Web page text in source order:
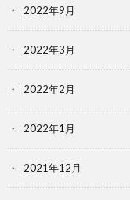
2022年9月
2022年3月
2022年2月
2022年1月
2021年12月